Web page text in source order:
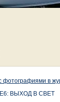
фотографиями в
E6: ВЫХОД В СВЕТ